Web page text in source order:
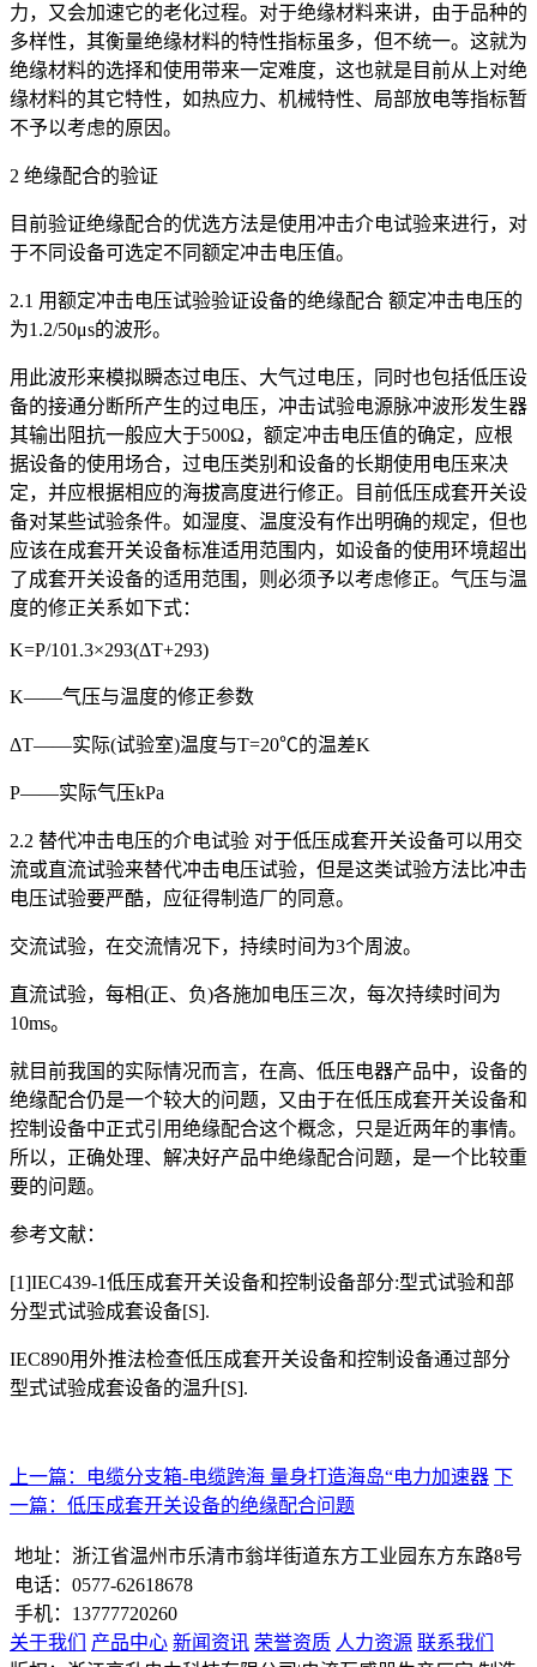
力，又会加速它的老化过程。对于绝缘材料来讲，由于品种的
多样性，其衡量绝缘材料的特性指标虽多，但不统一。这就为
绝缘材料的选择和使用带来一定难度，这也就是目前从上对绝
缘材料的其它特性，如热应力、机械特性、局部放电等指标暂
不予以考虑的原因。
2 绝缘配合的验证
目前验证绝缘配合的优选方法是使用冲击介电试验来进行，对
于不同设备可选定不同额定冲击电压值。
2.1 用额定冲击电压试验验证设备的绝缘配合 额定冲击电压的
为1.2/50μs的波形。
用此波形来模拟瞬态过电压、大气过电压，同时也包括低压设
备的接通分断所产生的过电压，冲击试验电源脉冲波形发生器
其输出阻抗一般应大于500Ω，额定冲击电压值的确定，应根
据设备的使用场合，过电压类别和设备的长期使用电压来决
定，并应根据相应的海拔高度进行修正。目前低压成套开关设
备对某些试验条件。如湿度、温度没有作出明确的规定，但也
应该在成套开关设备标准适用范围内，如设备的使用环境超出
了成套开关设备的适用范围，则必须予以考虑修正。气压与温
度的修正关系如下式：
K=P/101.3×293(ΔT+293)
K——气压与温度的修正参数
ΔT——实际(试验室)温度与T=20℃的温差K
P——实际气压kPa
2.2 替代冲击电压的介电试验 对于低压成套开关设备可以用交
流或直流试验来替代冲击电压试验，但是这类试验方法比冲击
电压试验要严酷，应征得制造厂的同意。
交流试验，在交流情况下，持续时间为3个周波。
直流试验，每相(正、负)各施加电压三次，每次持续时间为
10ms。
就目前我国的实际情况而言，在高、低压电器产品中，设备的
绝缘配合仍是一个较大的问题，又由于在低压成套开关设备和
控制设备中正式引用绝缘配合这个概念，只是近两年的事情。
所以，正确处理、解决好产品中绝缘配合问题，是一个比较重
要的问题。
参考文献：
[1]IEC439-1低压成套开关设备和控制设备部分:型式试验和部
分型式试验成套设备[S].
IEC890用外推法检查低压成套开关设备和控制设备通过部分
型式试验成套设备的温升[S].
上一篇：电缆分支箱-电缆跨海 量身打造海岛“电力加速器 下
一篇：低压成套开关设备的绝缘配合问题
地址：浙江省温州市乐清市翁垟街道东方工业园东方东路8号
电话：0577-62618678
手机：13777720260
关于我们
产品中心 新闻资讯 荣誉资质 人力资源 联系我们